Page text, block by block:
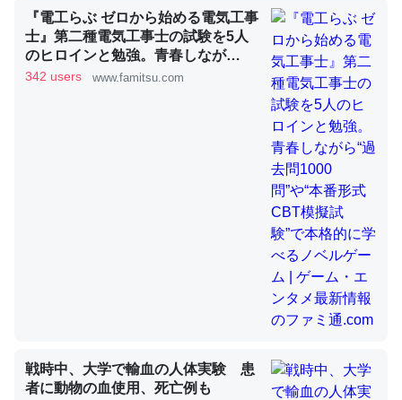
昆虫ってカルシウム少ないのか。知らんかった。調べたら
コオロギのカルシウム分はエビの600分の1程度。
─ニュース :: 【研究発表】昆虫学の大問題＝「昆虫はなぜ海にいな
論文では「淡水はカルシウムも酸素も不足してて両方に不
利だから両方が拮抗してるのでは」とあって面白い。海に
いる鋏角類（カブトガニ・ウミグモ）はカルシウムを使わ
ずキチンを強化してる筈だが、酵素が違うのか？
─ニュース :: 【研究発表】昆虫学の大問題＝「昆虫はなぜ海にいな
『電工らぶ ゼロから始める電気工事
士』第二種電気工事士の試験を5人
のヒロインと勉強。青春しなが
ら“過去問1000問”や“本番形式CBT
342 users www.famitsu.com
戦時中、大学で輸血の人体実験 患
者に動物の血使用、死亡例も